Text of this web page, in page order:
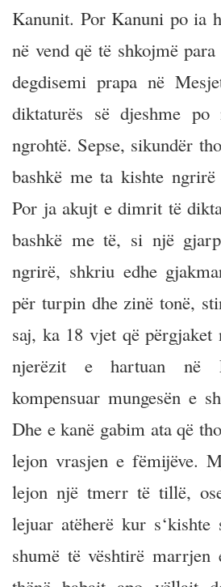
Kanunit. Por Kanuni po ia
në vend që të shkojmë
degdisemi prapa në
diktaturës së djeshme
ngrohtë. Sepse, sikundër
bashkë me ta kishte
Por ja akujt e dimrit të
bashkë me të, si një
ngrirë, shkriu edhe
për turpin dhe zinë tonë,
saj, ka 18 vjet që përgjaket
njerëzit e hartuan në
kompensuar mungesën e
Dhe e kanë gabim ata që
lejon vrasjen e fëmijëve.
lejon një tmerr të tillë,
lejuar atëherë kur
shumë të vështirë